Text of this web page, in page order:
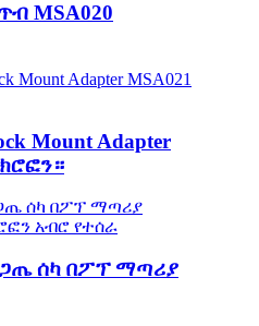
MSA020
Mount Adapter
ሰካ በፖፕ ማጣሪያ